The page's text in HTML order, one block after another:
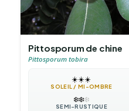
Pittosporum de chine
Pittosporum tobira
☀️☀️☀️
SOLEIL / MI-OMBRE
❄️❄️❄️
SEMI-RUSTIQUE